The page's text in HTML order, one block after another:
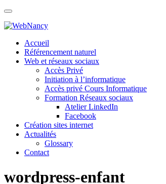
Skip
content
Accueil
Référencement naturel
Web et réseaux sociaux
Accès Privé
Initiation à l’informatique
Accès privé Cours Informatique
Formation Réseaux sociaux
Atelier LinkedIn
Facebook
Création sites internet
Actualités
Glossary
Contact
wordpress-enfant